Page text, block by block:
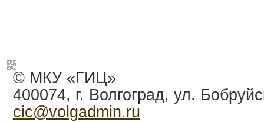
© МКУ «ГИЦ»
400074, г. Волгоград, ул.
cic@volgadmin.ru